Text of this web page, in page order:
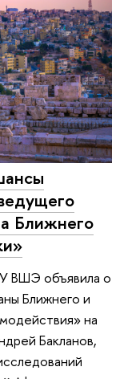
Ближнего
ВШЭ объявила о
Ближнего и
на
Бакланов,